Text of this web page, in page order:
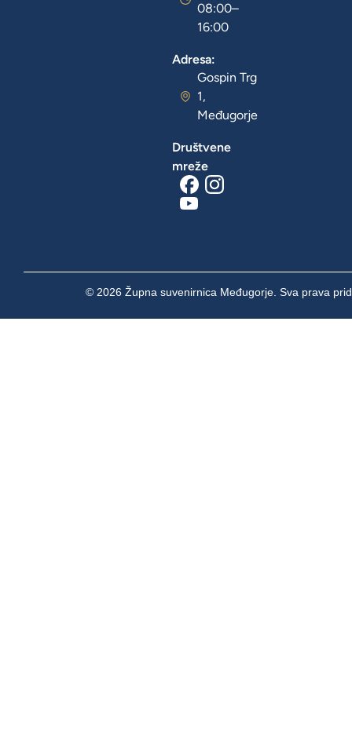
08:00–
16:00
Adresa:
Gospin Trg
1,
Međugorje
Društvene
mreže
© 2026 Župna suvenirnica Međugorje. Sva prava